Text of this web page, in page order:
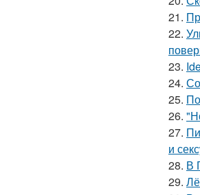
21.
22.
23.
24.
25.
26.
27.
и
28. В
29.